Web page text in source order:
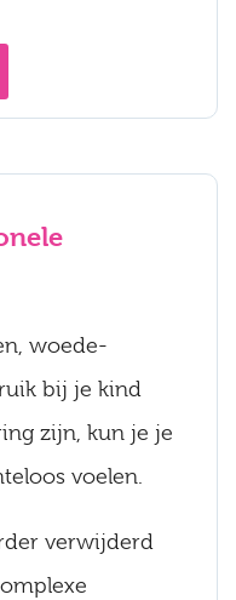
woede-
bij je kind
zijn, kun je je
voelen.
verwijderd